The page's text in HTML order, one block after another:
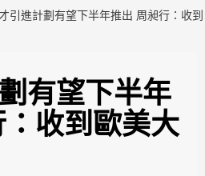
引進計劃有望下半年推出 周昶行：收到
有望下半年
收到歐美大